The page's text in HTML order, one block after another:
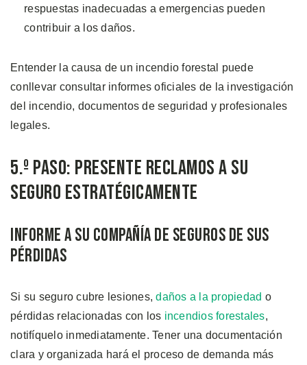
respuestas inadecuadas a emergencias pueden
contribuir a los daños.
Entender la causa de un incendio forestal puede
conllevar consultar informes oficiales de la investigación
del incendio, documentos de seguridad y profesionales
legales.
5.º Paso: Presente Reclamos a su
Seguro Estratégicamente
Informe a su Compañía de Seguros de sus
Pérdidas
Si su seguro cubre lesiones,daños a la propiedad o
pérdidas relacionadas con los incendios forestales,
notifíquelo inmediatamente. Tener una documentación
clara y organizada hará el proceso de demanda más